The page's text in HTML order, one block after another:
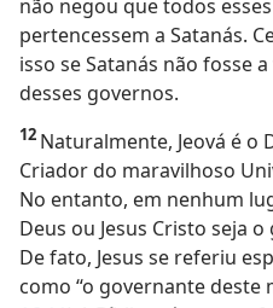
não negou que todos
pertencessem a Satanás.
isso se Satanás não fosse
desses governos.
12 Naturalmente, Jeová é o
Criador do maravilhoso
No entanto, em nenhum
Deus ou Jesus Cristo seja
De fato, Jesus se referiu
como “o governante deste